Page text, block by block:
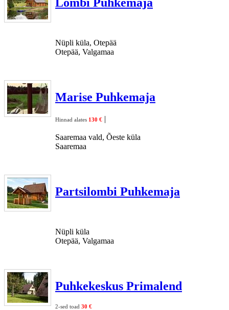
Nüpli küla, Otepää
Otepää, Valgamaa
Marise Puhkemaja
Hinnad alates 130 € |
Saaremaa vald, Õeste küla
Saaremaa
Partsilombi Puhkemaja
Nüpli küla
Otepää, Valgamaa
Puhkekeskus Primalend
2-sed toad 30 €